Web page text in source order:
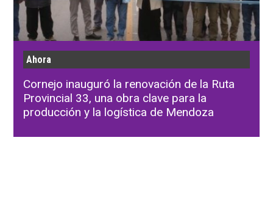
Ahora
Cornejo inauguró la renovación de la Ruta
Provincial 33, una obra clave para la
producción y la logística de Mendoza